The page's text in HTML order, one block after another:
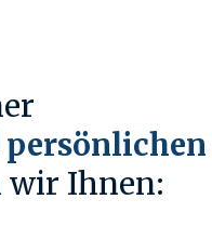
wir Ihnen: